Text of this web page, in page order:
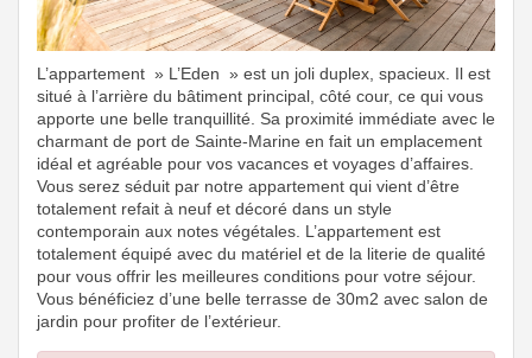
L’appartement » L’Eden » est un joli duplex, spacieux. Il est
situé à l’arrière du bâtiment principal, côté cour, ce qui vous
apporte une belle tranquillité. Sa proximité immédiate avec le
charmant de port de Sainte-Marine en fait un emplacement
idéal et agréable pour vos vacances et voyages d’affaires.
Vous serez séduit par notre appartement qui vient d’être
totalement refait à neuf et décoré dans un style
contemporain aux notes végétales. L’appartement est
totalement équipé avec du matériel et de la literie de qualité
pour vous offrir les meilleures conditions pour votre séjour.
Vous bénéficiez d’une belle terrasse de 30m2 avec salon de
jardin pour profiter de l’extérieur.